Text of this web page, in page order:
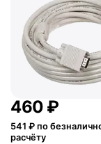
‍460‍ ₽
541 ₽ по
расчёту